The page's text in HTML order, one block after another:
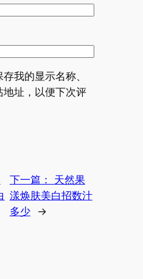
我的显示名称、
地址，以便下次评
下一篇：
天然果
漾焕肤美白招数汁
多少
→